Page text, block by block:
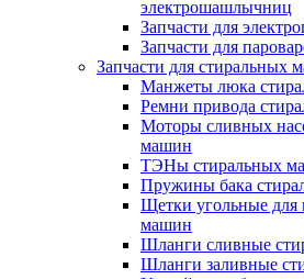
электрошашлычниц
Запчасти для
Запчасти для
Запчасти для стиральных
Манжеты люка
Ремни привода
Моторы сливных
машин
ТЭНы стиральных
Пружины бака
Щетки угольные для
машин
Шланги сливные
Шланги заливные